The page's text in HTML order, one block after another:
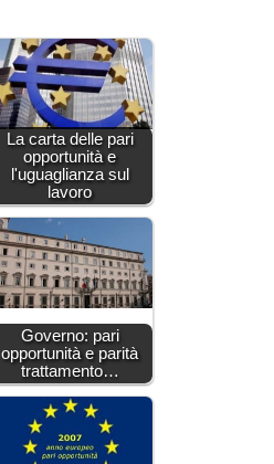
La carta delle pari
opportunità e
l'uguaglianza sul
lavoro
Governo: pari
opportunità e parità
trattamento…